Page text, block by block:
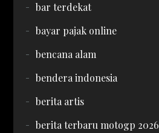
bar terdekat
bayar pajak online
bencana alam
bendera indonesia
berita artis
berita terbaru motogp 2026